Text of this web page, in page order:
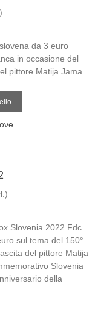
da 3 euro
in occasione del
pittore Matija Jama
Slovenia 2022 Fdc
sul tema del 150°
del pittore Matija
Slovenia
della